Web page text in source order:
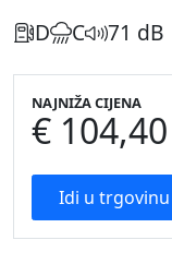
D C 71 dB
NAJNIŽA CIJENA
€ 104,40
Idi u trgovinu